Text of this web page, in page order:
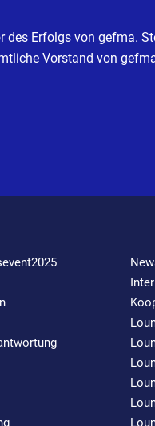
Erfolgs von gefma.
Vorstand von